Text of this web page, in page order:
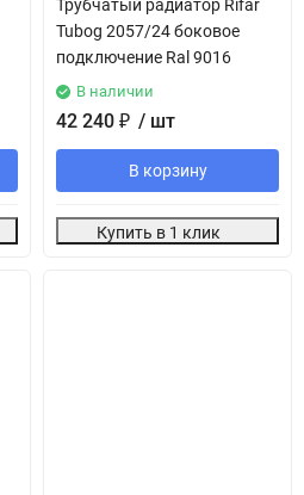
Трубчатый радиатор Rifar
Tubog 2057/24 боковое
подключение Ral 9016
В наличии
42 240 ₽ / шт
В корзину
Купить в 1 клик